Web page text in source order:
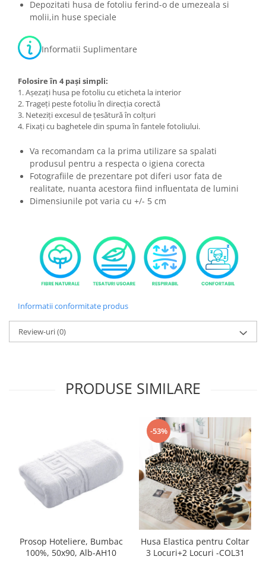
Depozitati husa de fotoliu ferind-o de umezeala si
molii,in huse speciale
Informatii Suplimentare
Folosire în 4 pași simpli:
1. Așezați husa pe fotoliu cu eticheta la interior
2. Trageți peste fotoliu în direcția corectă
3. Neteziți excesul de țesătură în colțuri
4. Fixați cu baghetele din spuma în fantele fotoliului.
Va recomandam ca la prima utilizare sa spalati
produsul pentru a respecta o igiena corecta
Fotografiile de prezentare pot diferi usor fata de
realitate, nuanta acestora fiind influentata de lumini
Dimensiunile pot varia cu +/- 5 cm
Informatii conformitate produs
Review-uri(0)
PRODUSE SIMILARE
Prosop Hoteliere, Bumbac
100%, 50x90, Alb-AH10
-53%
Husa Elastica pentru Coltar
3 Locuri+2 Locuri -COL31